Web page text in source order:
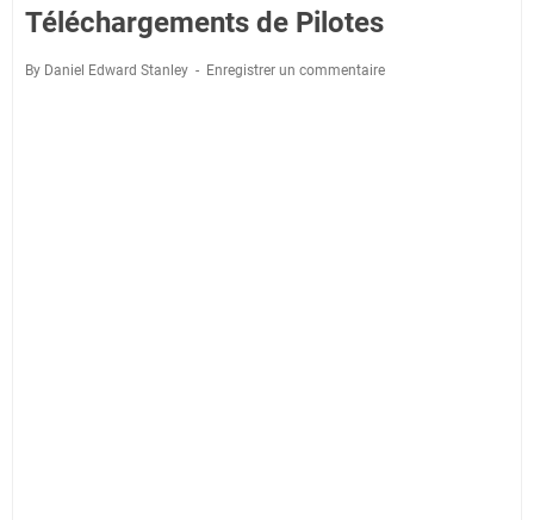
Téléchargements de Pilotes
By Daniel Edward Stanley Enregistrer un commentaire